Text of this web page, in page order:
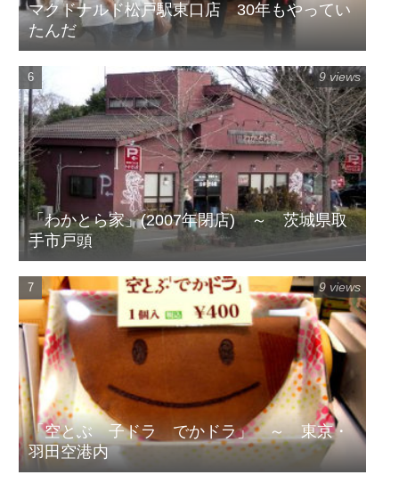
マクドナルド松戸駅東口店 30年もやってい
たんだ
「わかとら家」(2007年閉店) ～ 茨城県取
手市戸頭
9 views
「空とぶ 子ドラ でかドラ」 ～ 東京・
羽田空港内
9 views